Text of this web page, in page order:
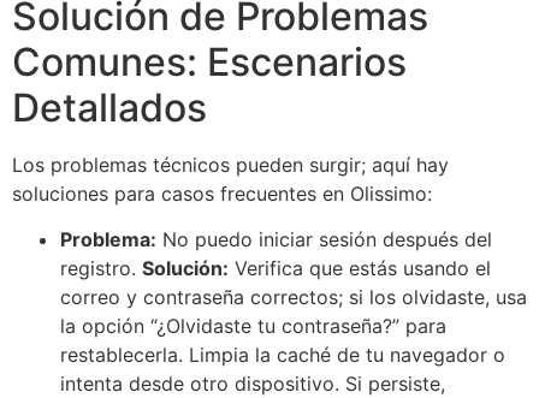
Solución de Problemas
Comunes: Escenarios
Detallados
Los problemas técnicos pueden surgir; aquí hay
soluciones para casos frecuentes en Olissimo:
Problema: No puedo iniciar sesión después del
registro. Solución: Verifica que estás usando el
correo y contraseña correctos; si los olvidaste, usa
la opción “¿Olvidaste tu contraseña?” para
restablecerla. Limpia la caché de tu navegador o
intenta desde otro dispositivo. Si persiste,